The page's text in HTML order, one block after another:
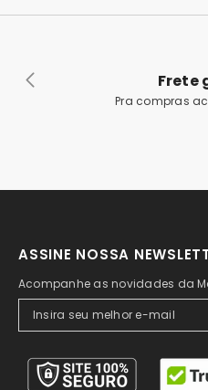
Frete
Pra compras
ASSINE NOSSA
Acompanhe as novidades da